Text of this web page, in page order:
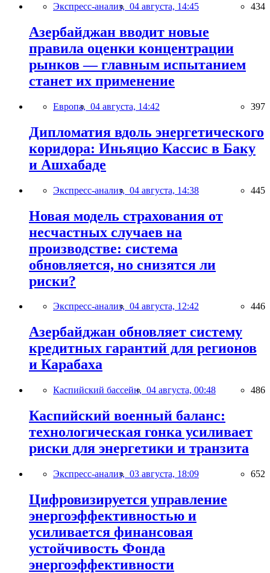
Экспресс-анализ, 04 августа, 14:45 434
Азербайджан вводит новые
правила оценки концентрации
рынков — главным испытанием
станет их применение
Европа, 04 августа, 14:42 397
Дипломатия вдоль энергетического
коридора: Иньяцио Кассис в Баку
и Ашхабаде
Экспресс-анализ, 04 августа, 14:38 445
Новая модель страхования от
несчастных случаев на
производстве: система
обновляется, но снизятся ли
риски?
Экспресс-анализ, 04 августа, 12:42 446
Азербайджан обновляет систему
кредитных гарантий для регионов
и Карабаха
Каспийский бассейн, 04 августа, 00:48 486
Каспийский военный баланс:
технологическая гонка усиливает
риски для энергетики и транзита
Экспресс-анализ, 03 августа, 18:09 652
Цифровизируется управление
энергоэффективностью и
усиливается финансовая
устойчивость Фонда
энергоэффективности